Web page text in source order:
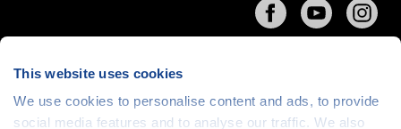
This website uses cookies
We use cookies to personalise content and ads, to provide
social media features and to analyse our traffic. We also
Cookies| © 1999-2026 Člověk v tísni o.p.s., web běží